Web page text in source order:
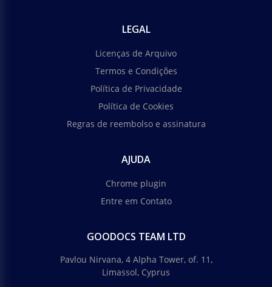
LEGAL
Licenças de Arquivo
Termos e Condições
Política de Privacidade
Política de Cookies
Regras de reembolso e assinatura
AJUDA
Chrome plugin
Entre em Contato
GOODOCS TEAM LTD
Pavlou Nirvana, 4 Alpha Tower, of. 11,
Limassol, Cyprus